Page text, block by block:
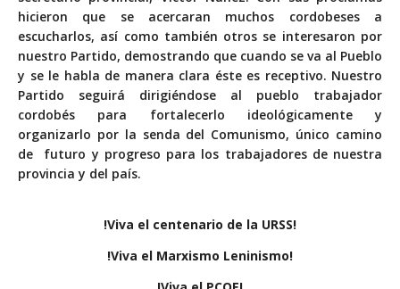
hicieron que se acercaran muchos cordobeses a
escucharlos, así como también otros se interesaron por
nuestro Partido, demostrando que cuando se va al Pueblo
y se le habla de manera clara éste es receptivo. Nuestro
Partido seguirá dirigiéndose al pueblo trabajador
cordobés para fortalecerlo ideológicamente y
organizarlo por la senda del Comunismo, único camino
de futuro y progreso para los trabajadores de nuestra
provincia y del país.
!Viva el centenario de la URSS!
!Viva el Marxismo Leninismo!